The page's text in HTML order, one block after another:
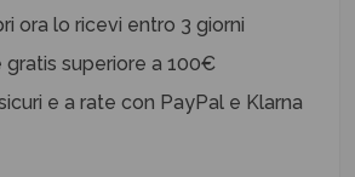
ora lo ricevi entro 3 giorni
gratis superiore a 100€
e a rate con PayPal e Klarna